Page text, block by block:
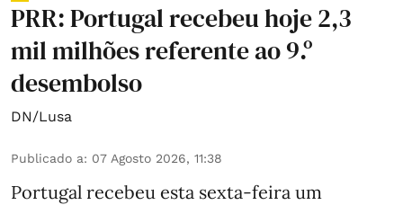
PRR: Portugal recebeu hoje 2,3
mil milhões referente ao 9.º
desembolso
DN/Lusa
Publicado a: 07 Agosto 2026, 11:38
Portugal recebeu esta sexta-feira um